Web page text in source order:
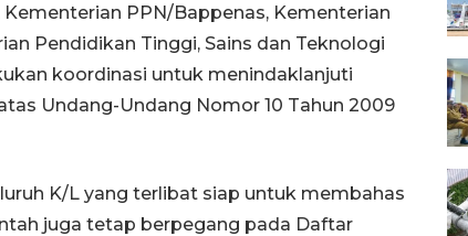
PPN/Bappenas, Kementerian
Pendidikan Tinggi, Sains dan Teknologi
koordinasi untuk menindaklanjuti
Undang-Undang Nomor 10 Tahun 2009
K/L yang terlibat siap untuk membahas
juga tetap berpegang pada Daftar